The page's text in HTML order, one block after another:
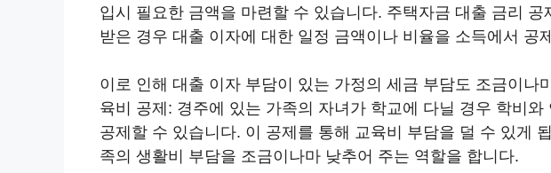
입시 필요한 금액을 마련할 수 있습니다. 주택자금 대출 금리
받은 경우 대출 이자에 대한 일정 금액이나 비율을 소득에서 공
이로 인해 대출 이자 부담이 있는 가정의 세금 부담도 조금이나
육비 공제: 경주에 있는 가족의 자녀가 학교에 다닐 경우 학비와
공제할 수 있습니다. 이 공제를 통해 교육비 부담을 덜 수 있게
족의 생활비 부담을 조금이나마 낮추어 주는 역할을 합니다.